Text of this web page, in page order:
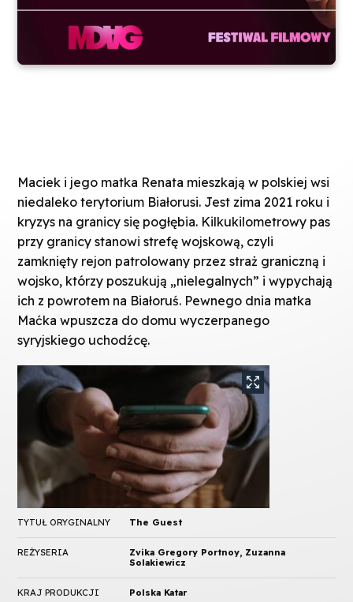
Maciek i jego matka Renata mieszkają w polskiej wsi
niedaleko terytorium Białorusi. Jest zima 2021 roku i
kryzys na granicy się pogłębia. Kilkukilometrowy pas
przy granicy stanowi strefę wojskową, czyli
zamknięty rejon patrolowany przez straż graniczną i
wojsko, którzy poszukują „nielegalnych” i wypychają
ich z powrotem na Białoruś. Pewnego dnia matka
Maćka wpuszcza do domu wyczerpanego
syryjskiego uchodźcę.
TYTUŁ ORYGINALNY The Guest
REŻYSERIA
Zvika Gregory Portnoy, Zuzanna
Solakiewicz
KRAJ PRODUKCJI Polska Katar